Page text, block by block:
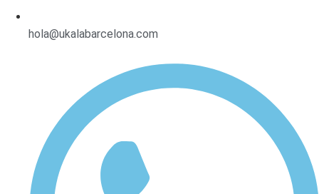
hola@ukalabarcelona.com